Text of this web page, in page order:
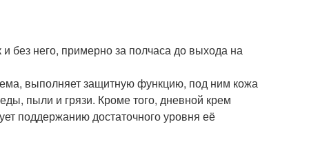
без него, примерно за полчаса до выхода на
выполняет защитную функцию, под ним кожа
пыли и грязи. Кроме того, дневной крем
поддержанию достаточного уровня её